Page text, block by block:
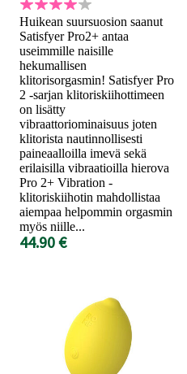
Huikean suursuosion saanut
Satisfyer Pro2+ antaa
useimmille naisille
hekumallisen
klitorisorgasmin! Satisfyer Pro
2 -sarjan klitoriskiihottimeen
on lisätty
vibraattoriominaisuus joten
klitorista nautinnollisesti
paineaalloilla imevä sekä
erilaisilla vibraatioilla hierova
Pro 2+ Vibration -
klitoriskiihotin mahdollistaa
aiempaa helpommin orgasmin
myös niille...
44.90 €